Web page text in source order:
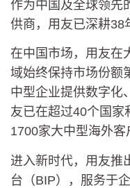
作为中国及全球领先
供商，用友已深耕38
在中国市场，用友在
域始终保持市场份额
中型企业提供数字化
友已在超过40个国家
1700家大中型海外客
进入新时代，用友
台（BIP），服务于